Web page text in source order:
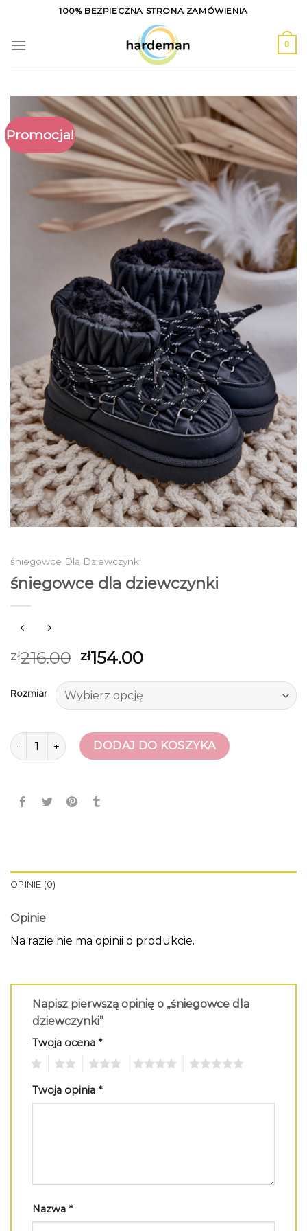
content
100% BEZPIECZNA STRONA ZAMÓWIENIA
0
Promocja!
śniegowce Dla Dziewczynki
śniegowce dla dziewczynki
zł216.00 zł154.00
Rozmiar
ilość śniegowce dla dziewczynki
DODAJ DO KOSZYKA
OPINIE (0)
Opinie
Na razie nie ma opinii o produkcie.
Napisz pierwszą opinię o „śniegowce dla
dziewczynki”
Twoja ocena *
Twoja opinia *
Nazwa *